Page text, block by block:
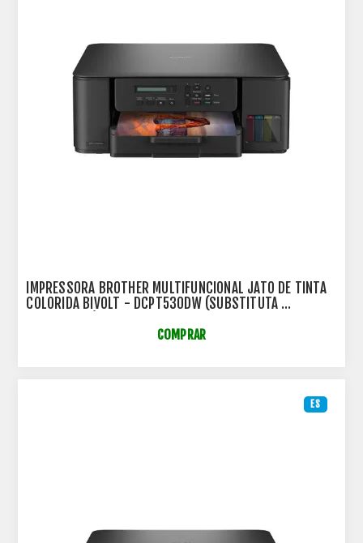
IMPRESSORA BROTHER MULTIFUNCIONAL JATO DE TINTA
COLORIDA BIVOLT - DCPT530DW (SUBSTITUTA
COMPRAR
ES